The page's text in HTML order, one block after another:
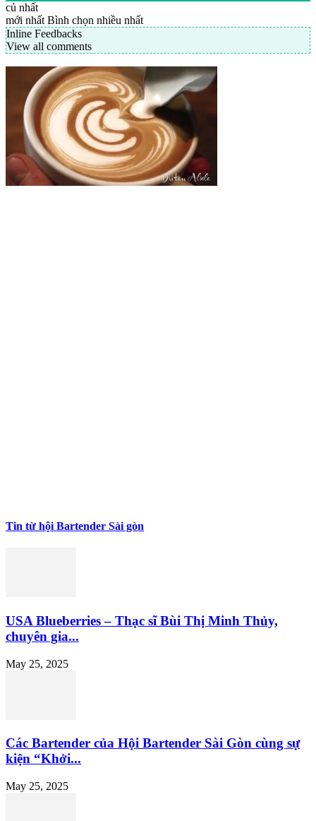
củ nhất
mới nhất Bình chọn nhiều nhất
Inline Feedbacks
View all comments
Tin từ hội Bartender Sài gòn
USA Blueberries – Thạc sĩ Bùi Thị Minh Thủy,
chuyên gia...
May 25, 2025
Các Bartender của Hội Bartender Sài Gòn cùng sự
kiện “Khởi...
May 25, 2025